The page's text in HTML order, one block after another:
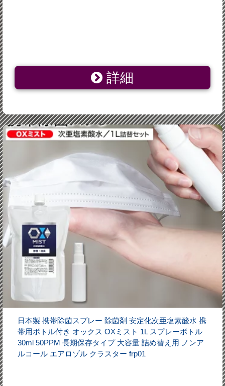
詳細
日本製 携帯除菌スプレー 除菌剤 安定化次亜塩素酸水 携
帯用ボトル付き オックス OXミスト 1L スプレーボトル
30ml 50PPM 長期保存タイプ 大容量 詰め替え用 ノンア
ルコール エアロゾル クラスター frp01